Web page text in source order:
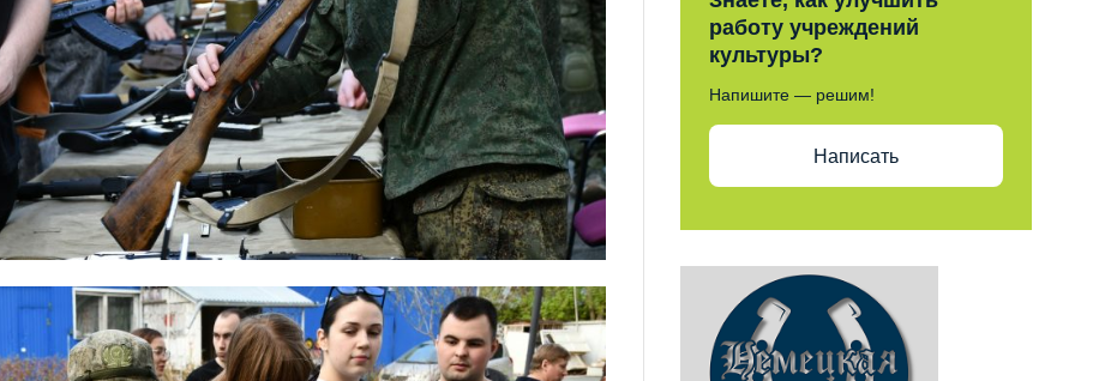
работу учреждений
культуры?
Напишите — решим!
Написать